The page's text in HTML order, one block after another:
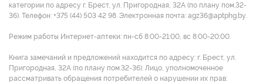
категории по адресу г. Брест, ул. Пригородная, 32А (по плану пом.32-
36). Телефон: +375 (44) 503 42 98. Электронная почта: agz36@aptphg.by.
Режим работы Интернет-аптеки: пн-сб 8:00-21:00, вс 8:00-20:00.
Книга замечаний и предложений находится по адресу: г. Брест, ул.
Пригородная, 32А (по плану пом.32-36). Лицо, уполномоченное
рассматривать обращения потребителей о нарушении их прав: